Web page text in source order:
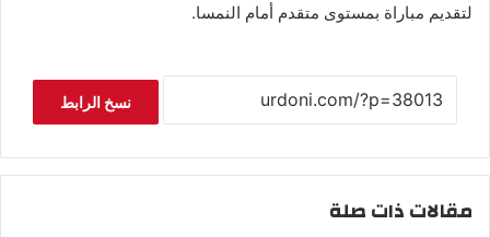
لتقديم مباراة بمستوى متقدم أمام النمسا.
نسخ الرابط
مقالات ذات صلة